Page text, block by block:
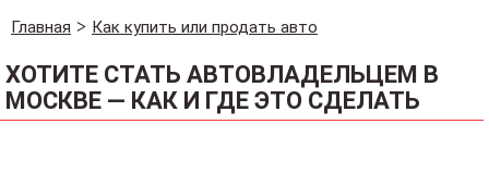
Главная Как купить или продать авто
ХОТИТЕ СТАТЬ АВТОВЛАДЕЛЬЦЕМ В
МОСКВЕ — КАК И ГДЕ ЭТО СДЕЛАТЬ